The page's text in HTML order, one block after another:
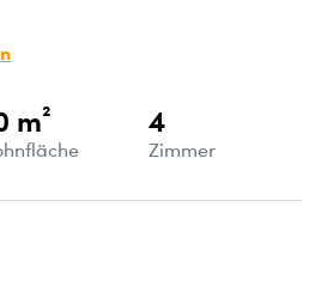
m² 4
Zimmer